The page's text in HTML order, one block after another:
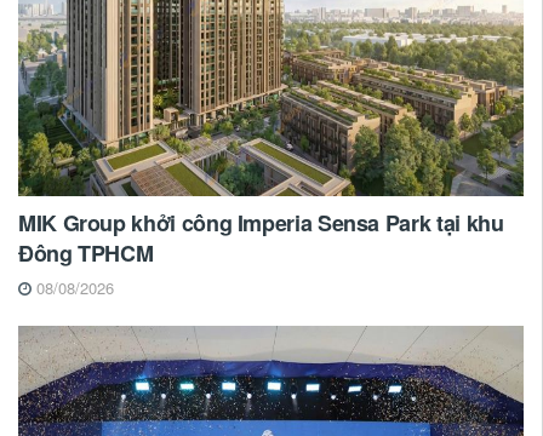
MIK Group khởi công Imperia Sensa Park tại khu
Đông TPHCM
08/08/2026